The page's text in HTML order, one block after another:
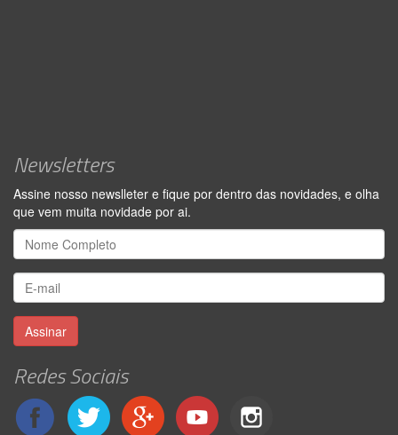
Newsletters
Assine nosso newslleter e fique por dentro das novidades, e olha
que vem muita novidade por ai.
Assinar
Redes Sociais